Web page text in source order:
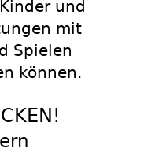
und
mit
Spielen
können.